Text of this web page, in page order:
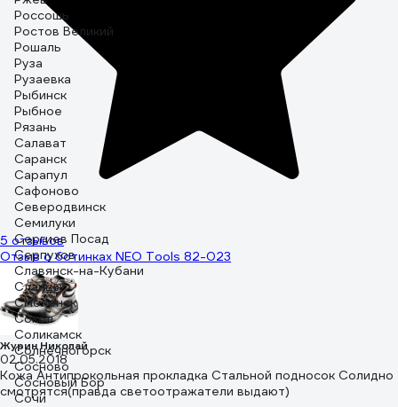
5 отзывов
Отзыв о ботинках NEO Tools 82-023
Журин Николай
02.05.2018
Кожа Антипрокольная прокладка Стальной подносок Солидно
смотрятся(правда светоотражатели выдают)
Россошь
Ростов Великий
Рошаль
Руза
Рузаевка
Рыбинск
Рыбное
Рязань
Салават
Саранск
Сарапул
Сафоново
Северодвинск
Семилуки
Сергиев Посад
Серпухов
Славянск-на-Кубани
Сланцы
Смоленск
Сокол
Соликамск
Солнечногорск
Сосново
Сосновый Бор
Сочи